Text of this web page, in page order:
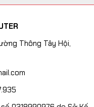
Thông Tây Hội,